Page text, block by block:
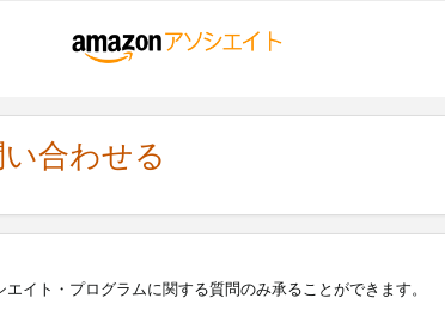
合わせる
イト・プログラムに関する質問のみ承ることができます。